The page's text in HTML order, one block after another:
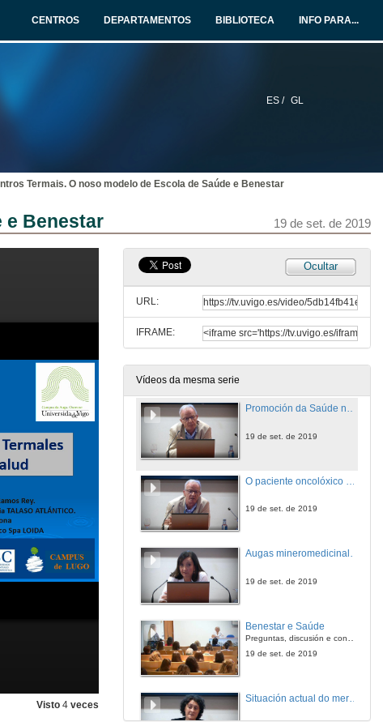
CENTROS DEPARTAMENTOS BIBLIOTECA INFO PARA...
ES / GL
Termais. O noso modelo de Escola de Saúde e Benestar
e Benestar 19 de set. de 2019
Visto 4 veces
Ocultar
URL:
IFRAME:
Vídeos da mesma serie
Aplicación da auga mineromedicinal de As Burgas como tratamento na dermatite atópica e a psoriase
19 de set. de 2019
Balneoterapia como técnica de intervención en deshabituación tabáquica
O termalismo, base do desenvolvemento e mellora da calidade de vida en Federación (Entre Ríos)
19 de set. de 2019
Promoción da Saúde nos Centros Termais. O noso modelo de Escola de Saúde e Benestar
19 de set. de 2019
19 de set. de 2019
Augas mineromedicinales e minerais naturais en bebida. Revisión dos seus efectos fisiolóxicos e terapéuticos
19 de set. de 2019
Benestar e Saúde
Preguntas, discusión e conclusións dá sesión
19 de set. de 2019
Situación actual do mercado dos cosméticos termais a nivel europeo